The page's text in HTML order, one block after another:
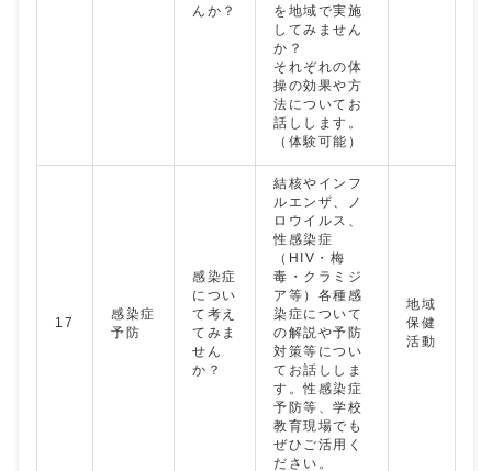
んか？
を地域で実施
してみません
か？
それぞれの体
操の効果や方
法についてお
話しします。
（体験可能）
17
感染症
予防
感染症
につい
て考え
てみま
せん
か？
結核やインフ
ルエンザ、ノ
ロウイルス、
性感染症
（HIV・梅
毒・クラミジ
ア等）各種感
染症について
の解説や予防
対策等につい
てお話ししま
す。性感染症
予防等、学校
教育現場でも
ぜひご活用く
ださい。
地域
保健
活動